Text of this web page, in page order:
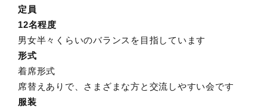
定員
12名程度
男女半々くらいのバランスを目指しています
形式
着席形式
席替えありで、さまざまな方と交流しやすい会です
服装